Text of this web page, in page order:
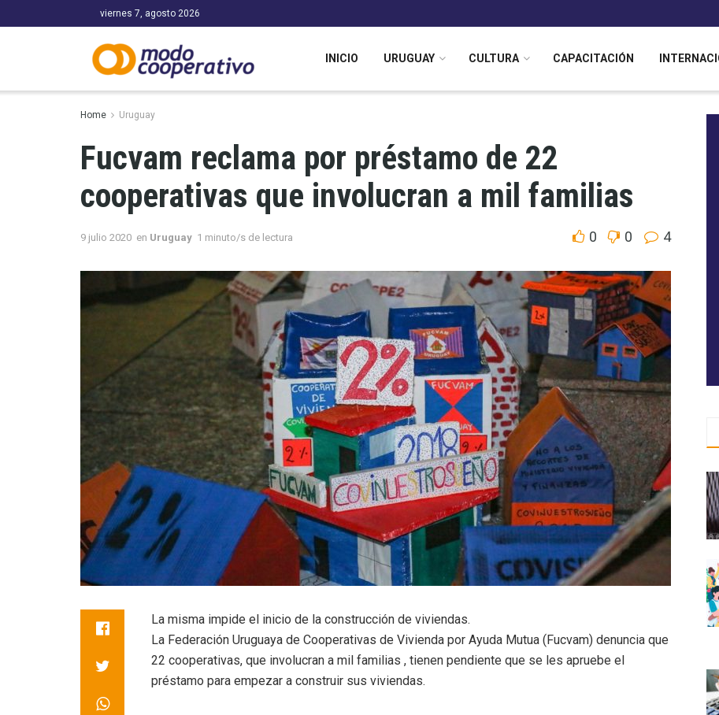
viernes 7, agosto 2026
INICIO URUGUAY CULTURA CAPACITACIÓN
Home Uruguay
Fucvam reclama por préstamo de 22
cooperativas que involucran a mil familias
9 julio 2020 en Uruguay 1 minuto/s de lectura 0 0 4
La misma impide el inicio de la construcción de viviendas.
La Federación Uruguaya de Cooperativas de Vivienda por Ayuda Mutua (Fucvam) denuncia que
22 cooperativas, que involucran a mil familias , tienen pendiente que se les apruebe el
préstamo para empezar a construir sus viviendas.